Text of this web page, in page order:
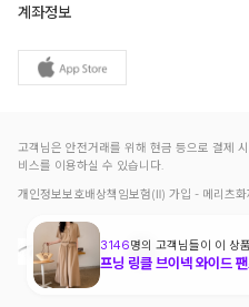
계좌정보
고객님은 안전거래를 위해 현금 등으로 결제
비스를 이용하실 수 있습니다.
개인정보보호배상책임보험(Ⅱ) 가입 - 메리츠